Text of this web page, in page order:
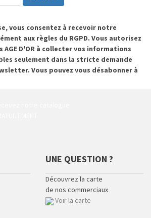
vous consentez à recevoir notre
aux règles du RGPD. Vous autorisez
D'OR à collecter vos informations
seulement dans la stricte demande
Vous pouvez vous désabonner à
UNE QUESTION ?
Découvrez la carte
de nos commerciaux
Voir la carte